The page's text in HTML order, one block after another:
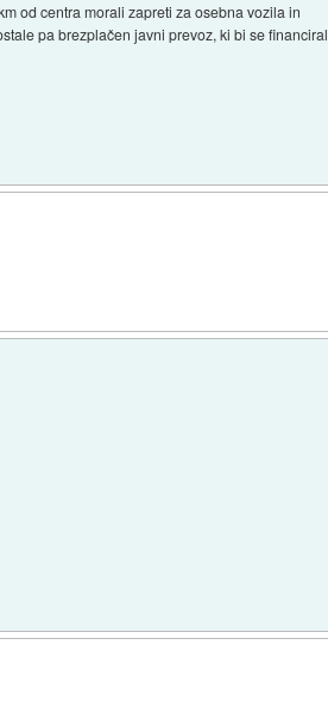
od centra morali zapreti za osebna vozila in
pa brezplačen javni prevoz, ki bi se financiral